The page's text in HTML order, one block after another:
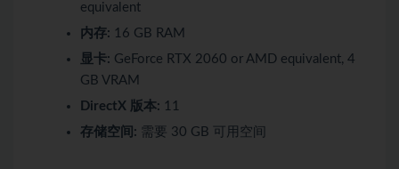
equivalent
内存: 16 GB RAM
显卡: GeForce RTX 2060 or AMD equivalent, 4
GB VRAM
DirectX 版本: 11
存储空间: 需要 30 GB 可用空间